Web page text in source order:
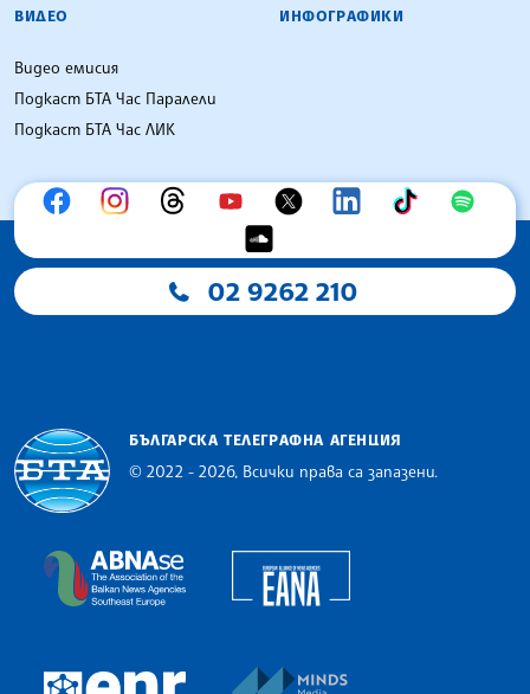
ВИДЕО
Видео емисия
Подкаст БТА Час Паралели
Подкаст БТА Час ЛИК
ИНФОГРАФИКИ
02 9262 210
БЪЛГАРСКА ТЕЛЕГРАФНА АГЕНЦИЯ
© 2022 - 2026, Всички права са запазени.
The Assocoation of the Balkan News Agencies
European Newsroom